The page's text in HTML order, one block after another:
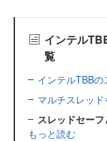
インテル
覧
インテルTBB
マルチスレッ
スレッドセー
もっと読む